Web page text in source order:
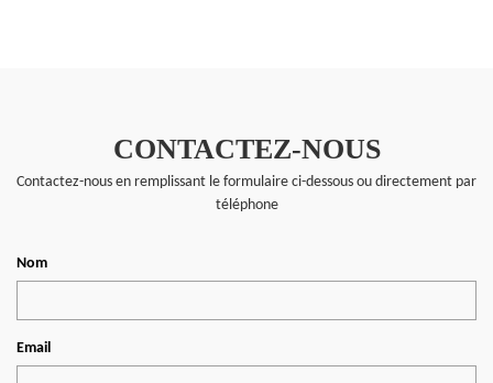
CONTACTEZ-NOUS
Contactez-nous en remplissant le formulaire ci-dessous ou directement par
téléphone
Nom
Email